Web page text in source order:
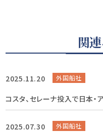
関
2025.11.20 外国船社
コスタ、セレーナ投入で日本
2025.07.30 外国船社